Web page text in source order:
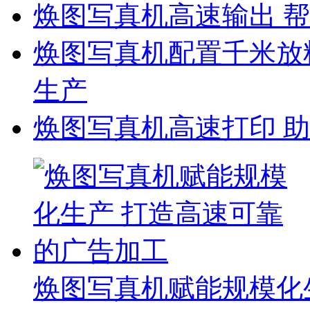
焕图写真机高速输出
焕图写真机配置千米
生产
焕图写真机高速打印
焕图写真机赋能规模